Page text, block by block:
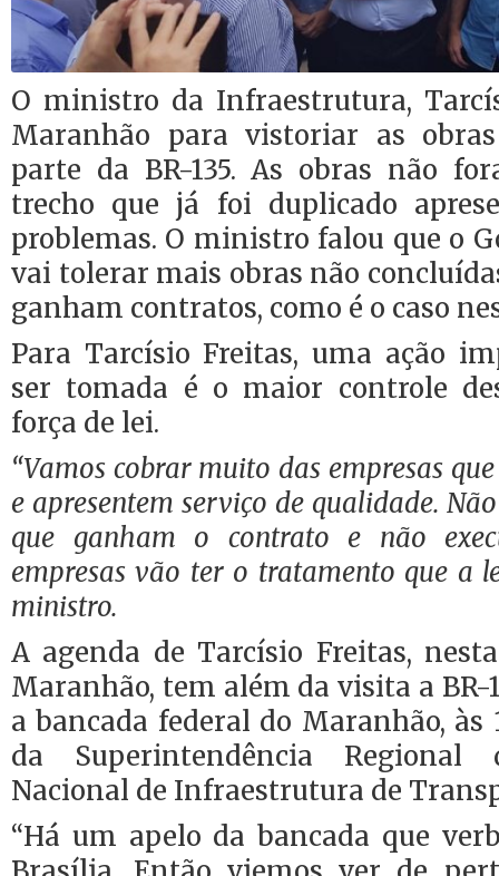
O ministro da Infraestrutura,
Maranhão para vistoriar as
parte da BR-135. As obras não
trecho que já foi duplicado
problemas. O ministro falou que o
vai tolerar mais obras não
ganham contratos, como é o caso
Para Tarcísio Freitas, uma ação
ser tomada é o maior controle
força de lei.
“Vamos cobrar muito das empresas
e apresentem serviço de qualidade.
que ganham o contrato e não
empresas vão ter o tratamento que a
ministro.
A agenda de Tarcísio Freitas,
Maranhão, tem além da visita a BR-
a bancada federal do Maranhão, às
da Superintendência Regional
Nacional de Infraestrutura de
“Há um apelo da bancada que